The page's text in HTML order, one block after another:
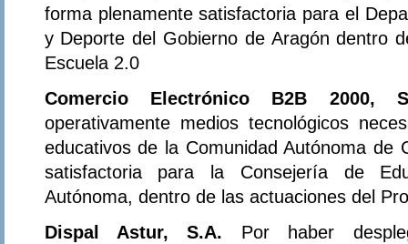
forma plenamente satisfactoria para el
y Deporte del Gobierno de Aragón dentro
Escuela 2.0
Comercio Electrónico B2B 2000,
operativamente medios tecnológicos
educativos de la Comunidad Autónoma de
satisfactoria para la Consejería de
Autónoma, dentro de las actuaciones del
Dispal Astur, S.A. Por haber